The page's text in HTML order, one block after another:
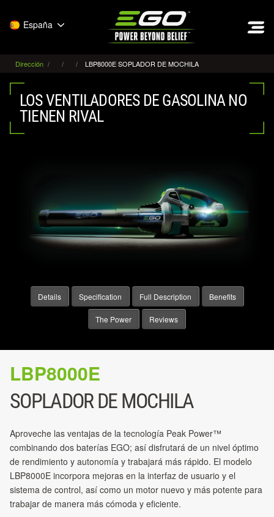
España
Dirección LBP8000E SOPLADOR DE MOCHILA
LOS VENTILADORES DE GASOLINA NO
TIENEN RIVAL
Details Specification Full Description Benefits
The Power Reviews
LBP8000E
SOPLADOR DE MOCHILA
Aproveche las ventajas de la tecnología Peak Power™
combinando dos baterías EGO; así disfrutará de un nivel óptimo
de rendimiento y autonomía y trabajará más rápido. El modelo
LBP8000E incorpora mejoras en la interfaz de usuario y el
sistema de control, así como un motor nuevo y más potente para
trabajar de manera más cómoda y eficiente.